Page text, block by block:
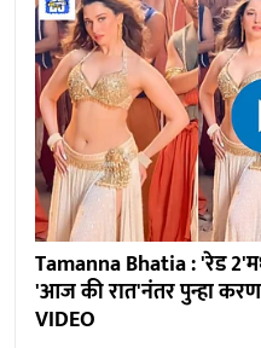
Tamanna Bhatia : 'रेड
'आज की रात'नंतर पुन्हा
VIDEO